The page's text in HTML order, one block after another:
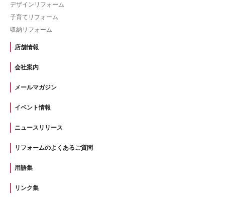
デザインリフォーム
子育てリフォーム
収納リフォーム
店舗情報
会社案内
メールマガジン
イベント情報
ニュースリリース
リフォームのよくあるご質問
用語集
リンク集